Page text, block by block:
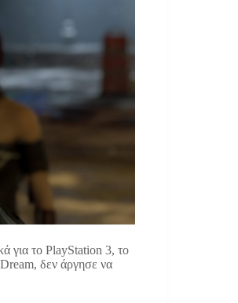
για το PlayStation 3, το
δεν άργησε να